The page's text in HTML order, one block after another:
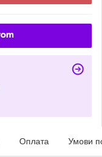
Оплата Умови